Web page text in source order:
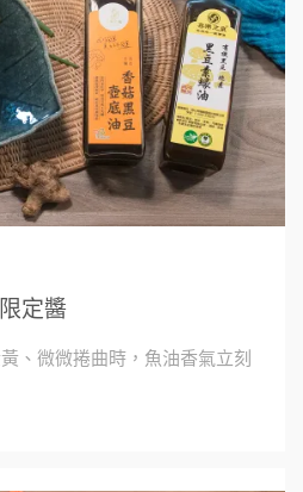
定醬
、微微捲曲時，魚油香氣立刻